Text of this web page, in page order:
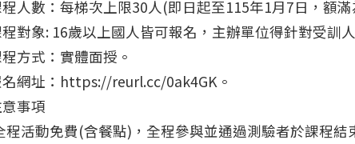
人數：每梯次上限30人(即日起至115年1月7日，額滿
對象: 16歲以上國人皆可報名，主辦單位得針對受訓
方式：實體面授。
網址：https://reurl.cc/0ak4GK。
事項
程活動免費(含餐點)，全程參與並通過測驗者於課程結